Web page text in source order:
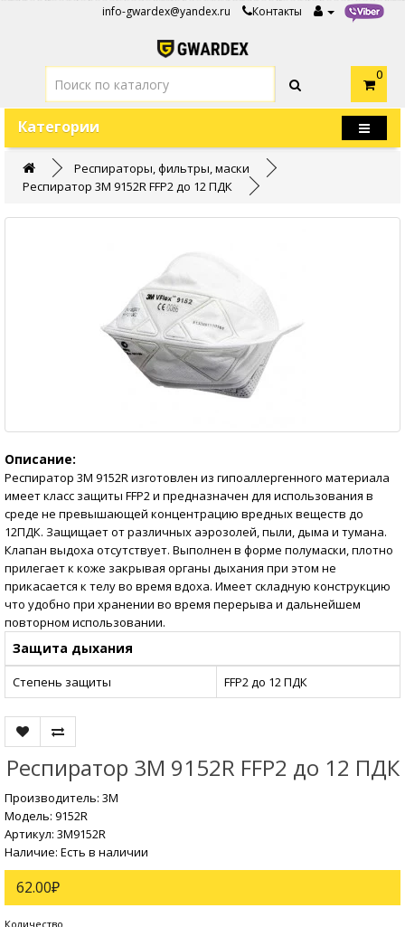
info-gwardex@yandex.ru Контакты
0
Категории
Респираторы, фильтры, маски
Респиратор 3М 9152R FFP2 до 12 ПДК
Описание:
Респиратор 3М 9152R изготовлен из гипоаллергенного материала
имеет класс защиты FFP2 и предназначен для использования в
среде не превышающей концентрацию вредных веществ до
12ПДК. Защищает от различных аэрозолей, пыли, дыма и тумана.
Клапан выдоха отсутствует. Выполнен в форме полумаски, плотно
прилегает к коже закрывая органы дыхания при этом не
прикасается к телу во время вдоха. Имеет складную конструкцию
что удобно при хранении во время перерыва и дальнейшем
повторном использовании.
Защита дыхания
Степень защиты FFP2 до 12 ПДК
Респиратор 3М 9152R FFP2 до 12 ПДК
Производитель: 3М
Модель: 9152R
Артикул: 3M9152R
Наличие: Есть в наличии
62.00₽
Количество